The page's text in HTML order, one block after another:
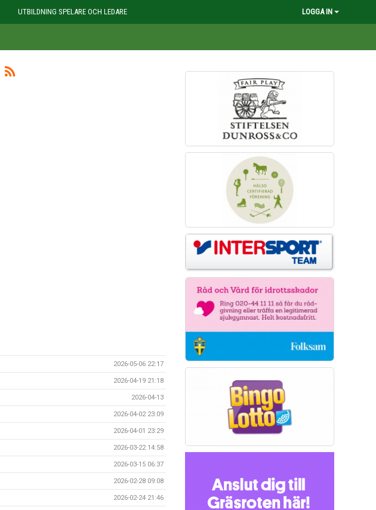
UTBILDNING SPELARE OCH LEDARE LOGGA IN
2026-05-06 22:17
2026-04-19 21:18
2026-04-13
2026-04-02 23:09
2026-04-01 23:29
2026-03-22 14:58
2026-03-15 06:37
2026-02-28 09:08
2026-02-24 21:46